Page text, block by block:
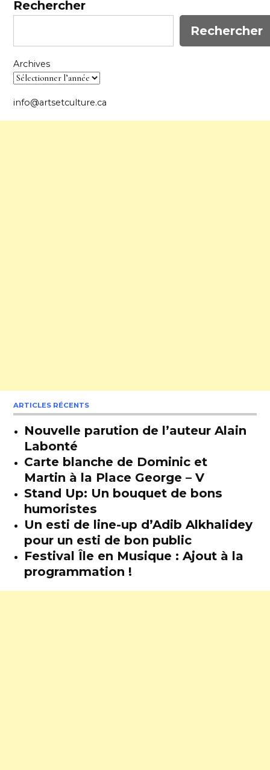
Rechercher
Rechercher
Archives
info@artsetculture.ca
ARTICLES RÉCENTS
Nouvelle parution de l’auteur Alain
Labonté
Carte blanche de Dominic et
Martin à la Place George – V
Stand Up: Un bouquet de bons
humoristes
Un esti de line-up d’Adib Alkhalidey
pour un esti de bon public
Festival Île en Musique : Ajout à la
programmation !